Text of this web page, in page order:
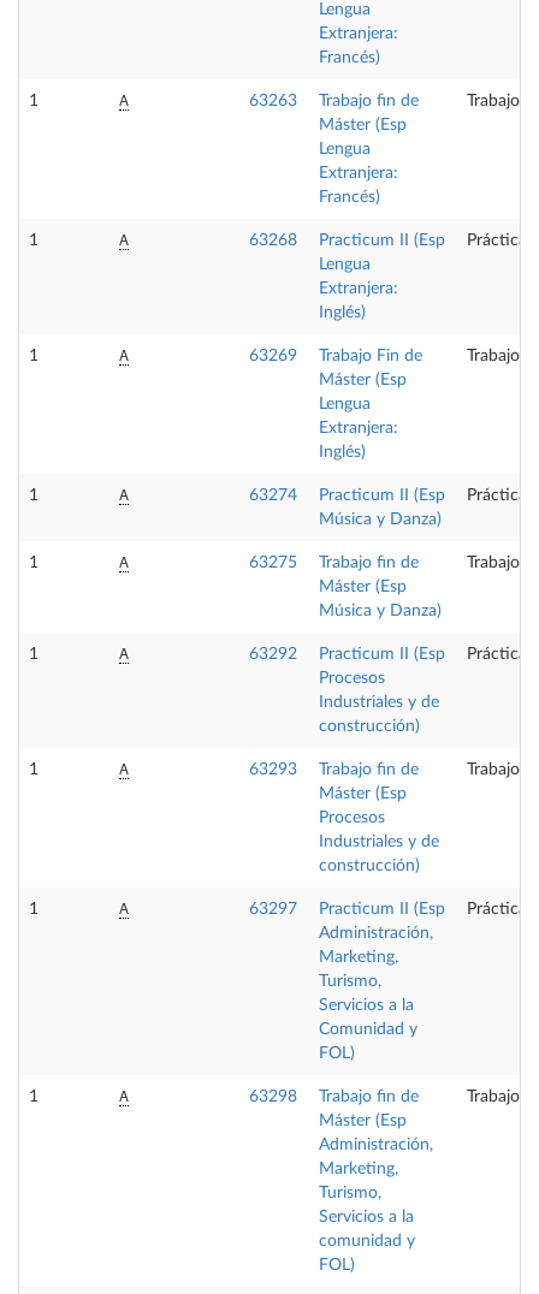
Lengua
Extranjera:
Francés)
1 A 63263
Trabajo fin de
Máster (Esp
Lengua
Extranjera:
Francés)
Trabajo
1 A 63268
Practicum II (Esp
Lengua
Extranjera:
Inglés)
1 A 63269
Trabajo Fin de
Máster (Esp
Lengua
Extranjera:
Inglés)
Trabajo
1 A 63274
Practicum II (Esp
Música y Danza)
1 A 63275
Trabajo fin de
Máster (Esp
Música y Danza)
Trabajo
1 A 63292
Practicum II (Esp
Procesos
Industriales y de
construcción)
1 A 63293
Trabajo fin de
Máster (Esp
Procesos
Industriales y de
construcción)
Trabajo
1 A 63297
Practicum II (Esp
Administración,
Marketing,
Turismo,
Servicios a la
Comunidad y
FOL)
1 A 63298
Trabajo fin de
Máster (Esp
Administración,
Marketing,
Turismo,
Servicios a la
comunidad y
FOL)
Trabajo